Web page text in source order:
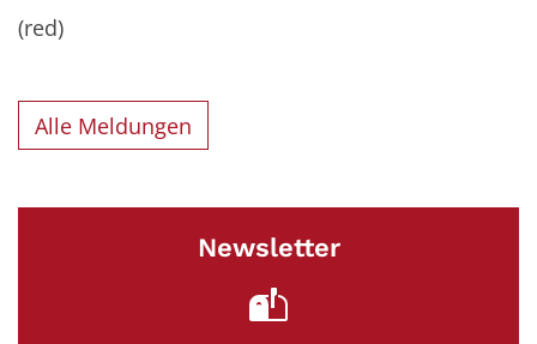
(red)
Alle Meldungen
Newsletter